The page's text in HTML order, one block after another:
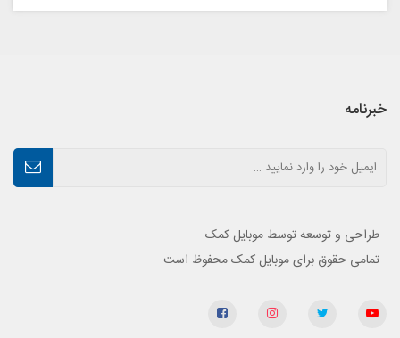
خبرنامه
- طراحی و توسعه توسط موبایل کمک
- تمامی حقوق برای موبایل کمک محفوظ است